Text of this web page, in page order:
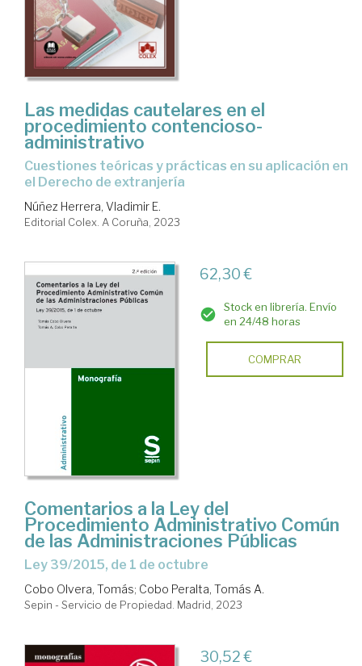
Las medidas cautelares en el
procedimiento contencioso-
administrativo
cuestiones teóricas y prácticas en su aplicación en
el Derecho de extranjería
Núñez Herrera, Vladimir E.
Editorial Colex. A Coruña, 2023
62,30 €
Stock en librería. Envío
en 24/48 horas
COMPRAR
Comentarios a la Ley del
Procedimiento Administrativo Común
de las Administraciones Públicas
Ley 39/2015, de 1 de octubre
Cobo Olvera, Tomás; Cobo Peralta, Tomás A.
Sepin - Servicio de Propiedad. Madrid, 2023
30,52 €